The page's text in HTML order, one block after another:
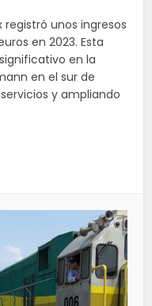
registró unos ingresos
en 2023. Esta
en la
en el sur de
y ampliando